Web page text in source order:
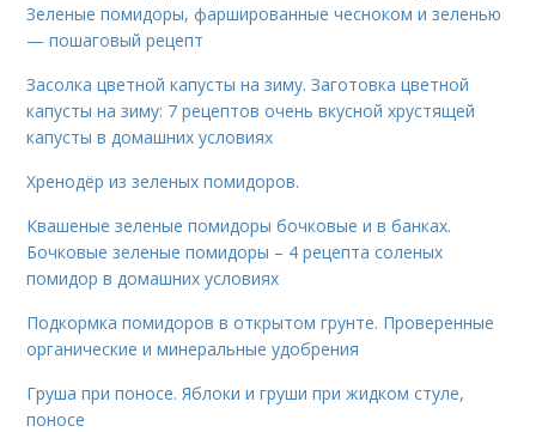
Зеленые помидоры, фаршированные чесноком и зеленью
— пошаговый рецепт
Засолка цветной капусты на зиму. Заготовка цветной
капусты на зиму: 7 рецептов очень вкусной хрустящей
капусты в домашних условиях
Хренодёр из зеленых помидоров.
Квашеные зеленые помидоры бочковые и в банках.
Бочковые зеленые помидоры – 4 рецепта соленых
помидор в домашних условиях
Подкормка помидоров в открытом грунте. Проверенные
органические и минеральные удобрения
Груша при поносе. Яблоки и груши при жидком стуле,
поносе